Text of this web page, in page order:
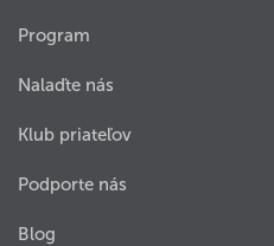
Program
Nalaďte nás
Klub priateľov
Podporte nás
Blog